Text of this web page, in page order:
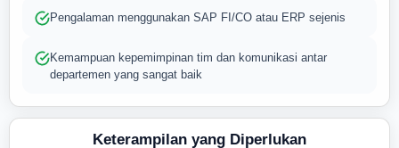
Pengalaman menggunakan SAP FI/CO atau ERP sejenis
Kemampuan kepemimpinan tim dan komunikasi antar
departemen yang sangat baik
Keterampilan yang Diperlukan